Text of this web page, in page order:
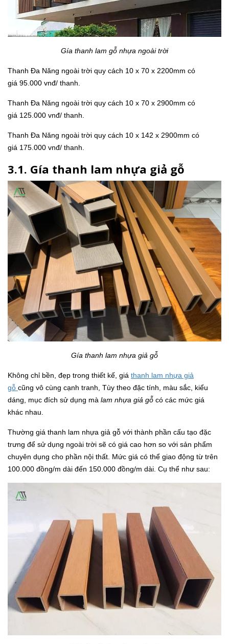
Gía thanh lam gỗ nhựa ngoài trời
Thanh Đa Năng ngoài trời quy cách 10 x 70 x 2200mm có
giá 95.000 vnđ/ thanh.
Thanh Đa Năng ngoài trời quy cách 10 x 70 x 2900mm có
giá 125.000 vnđ/ thanh.
Thanh Đa Năng ngoài trời quy cách 10 x 142 x 2900mm có
giá 175.000 vnđ/ thanh.
3.1. Gía thanh lam nhựa giả gỗ
Gía thanh lam nhựa giả gỗ
Không chỉ bền, đẹp trong thiết kế, giá thanh lam nhựa giả
gỗ cũng vô cùng cạnh tranh, Tùy theo đặc tính, màu sắc, kiểu
dáng, mục đích sử dụng mà lam nhựa giả gỗ có các mức giá
khác nhau.
Thường giá thanh lam nhựa giả gỗ với thành phần cấu tạo đặc
trưng để sử dụng ngoài trời sẽ có giá cao hơn so với sản phẩm
chuyên dụng cho phần nội thất. Mức giá có thể giao động từ trên
100.000 đồng/m dài đến 150.000 đồng/m dài. Cụ thể như sau: